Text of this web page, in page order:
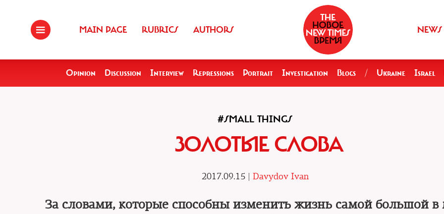
MAIN PAGE RUBRICS AUTHORS NEWS
Opinion Discussion Interview Repressions Portrait Investigation Blogs / Ukraine Israel
#SMALL THINGS
ЗОЛОТЫЕ СЛОВА
2017.09.15 | Davydov Ivan
За словами, которые способны изменить жизнь самой большой в